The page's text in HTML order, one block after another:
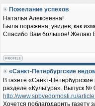
Пожелание успехов
Наталья Алексеевна!
Была поражена, увидев, как
Спасибо Вам большое! Желаю
«Санкт-Петербургские
В газете «Санкт-
разделе «Культура». Выпуск №
http://www.spbvedomosti.ru/
Хочется поблагодарить газету